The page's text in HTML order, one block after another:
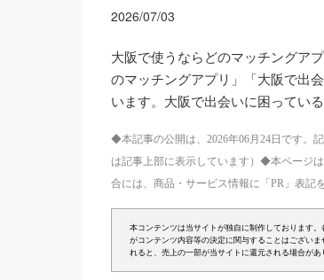
2026/07/03
大阪で使うならどのマッチングア
のマッチングアプリ」「大阪で出
います。大阪で出会いに困ってい
◆本記事の公開は、2026年06月24日です。
は記事上部に表示しています）◆本ページ
合には、商品・サービス情報に「PR」表記
本コンテンツは当サイトが独自に制作しております
がコンテンツ内容等の決定に関与することはござい
れると、売上の一部が当サイトに還元される場合があ